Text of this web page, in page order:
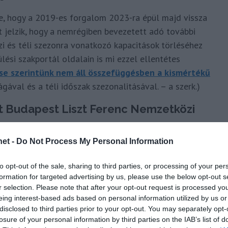
- Do Not Process My Personal Information
opt-out of the sale, sharing to third parties, or processing of your
for targeted advertising by us, please use the below opt-out
selection. Please note that after your opt-out request is processed
interest-based ads based on personal information utilized by us
to third parties prior to your opt-out. You may separately
of your personal information by third parties on the IAB’s list of
a 2019-es forgalom 2023-ra épül majd vissza
hogy a nemrégiben bevezetett adó további
téli szezonra vonatkozó kapacitások törléséhez
szakportál oldalain is mi ezzel ellentétes
szerintünk nem áll összefüggésben a kismértékű
és a téli időszak szezonalitásával. – a szerk.)
Liszt Ferenc Nemzetközi
gazdaságnak következtében a Budapest Airport
becslést 2 millió utassal csökkentette.
a teljes turisztikai ágazatot érinti, több mint
az iparág számára.
után októberben 11,2%-kal nőtt az előző
a múlt hónapban 17 011 tonna árut kezelt. A